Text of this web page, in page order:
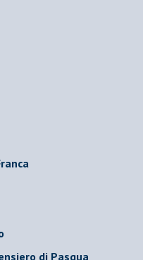
di Pasqua